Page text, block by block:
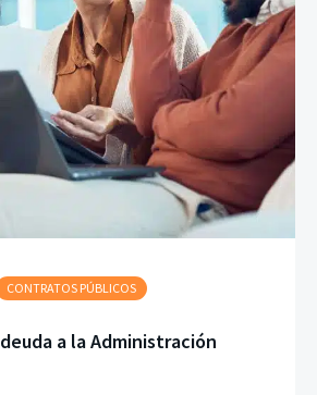
CONTRATOS PÚBLICOS
a la Administración